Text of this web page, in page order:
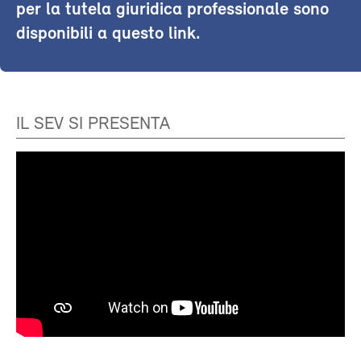
per la tutela giuridica professionale sono
disponibili a questo link.
IL SEV SI PRESENTA